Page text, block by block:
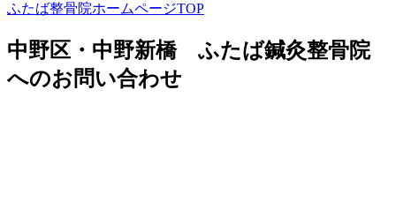
ふたば整骨院ホームページTOP
中野区・中野新橋 ふたば鍼灸整骨院
へのお問い合わせ